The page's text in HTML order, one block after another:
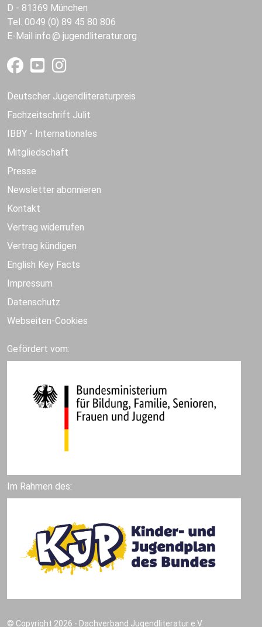
D - 81369 München
Tel. 0049 (0) 89 45 80 806
E-Mail info jugendliteratur.org
Deutscher Jugendliteraturpreis
Fachzeitschrift Julit
IBBY - Internationales
Mitgliedschaft
Presse
Newsletter abonnieren
Kontakt
Vertrag widerrufen
Vertrag kündigen
English Key Facts
Impressum
Datenschutz
Webseiten-Cookies
Gefördert vom:
Im Rahmen des:
© Copyright 2026 - Dachverband Jugendliteratur e.V.